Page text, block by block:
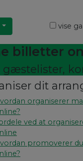
vise
billetter
dit
organiserer
ved at
promoverer